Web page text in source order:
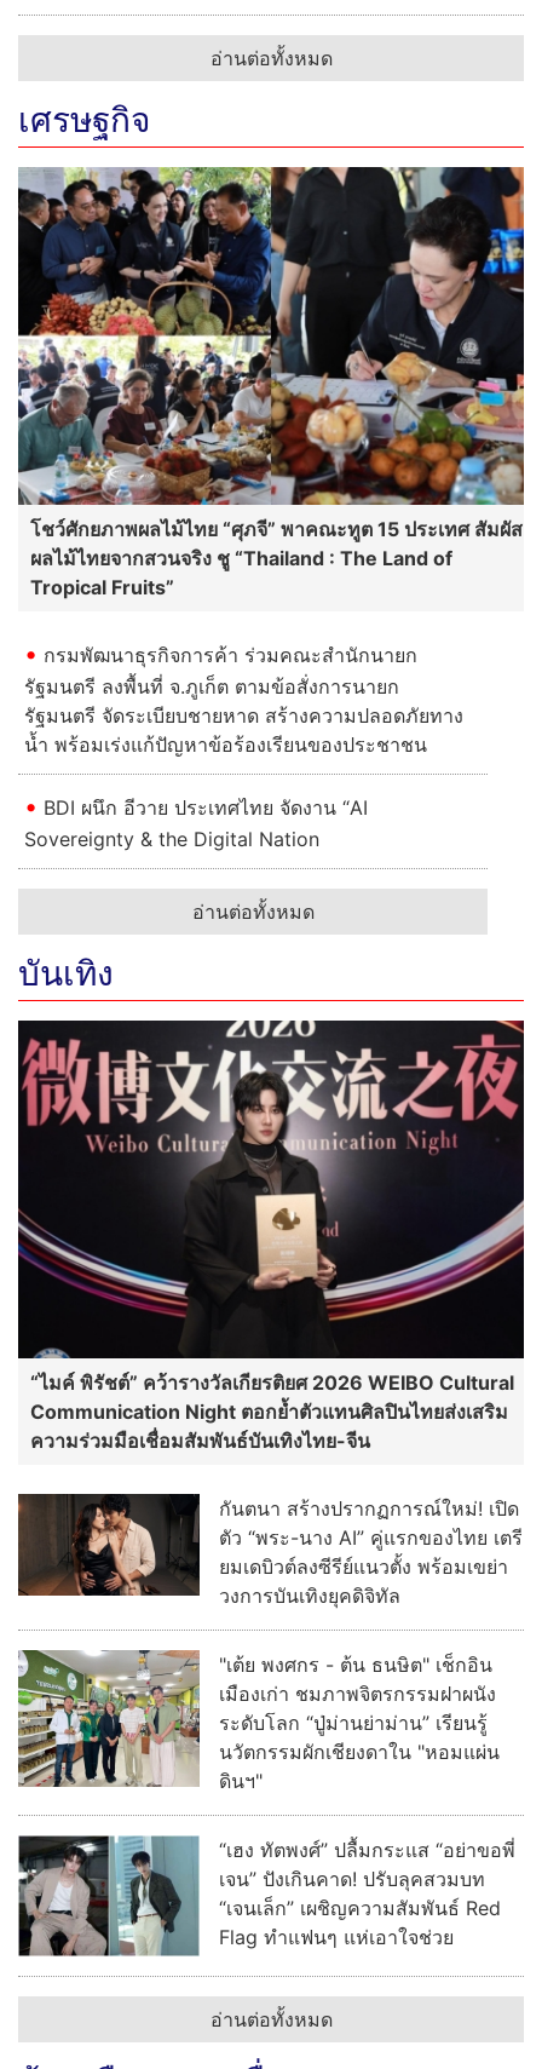
อ่านต่อทั้งหมด
เศรษฐกิจ
โชว์ศักยภาพผลไม้ไทย “ศุภจี” พาคณะทูต 15 ประเทศ สัมผัส
ผลไม้ไทยจากสวนจริง ชู “Thailand : The Land of
Tropical Fruits”
กรมพัฒนาธุรกิจการค้า ร่วมคณะสำนักนายก
รัฐมนตรี ลงพื้นที่ จ.ภูเก็ต ตามข้อสั่งการนายก
รัฐมนตรี จัดระเบียบชายหาด สร้างความปลอดภัยทาง
น้ำ พร้อมเร่งแก้ปัญหาข้อร้องเรียนของประชาชน
BDI ผนึก อีวาย ประเทศไทย จัดงาน “AI
Sovereignty & the Digital Nation
อ่านต่อทั้งหมด
บันเทิง
“ไมค์ พิรัชต์” คว้ารางวัลเกียรติยศ 2026 WEIBO Cultural
Communication Night ตอกย้ำตัวแทนศิลปินไทยส่งเสริม
ความร่วมมือเชื่อมสัมพันธ์บันเทิงไทย-จีน
กันตนา สร้างปรากฏการณ์ใหม่! เปิด
ตัว “พระ-นาง AI” คู่แรกของไทย เตรี
ยมเดบิวต์ลงซีรีย์แนวตั้ง พร้อมเขย่า
วงการบันเทิงยุคดิจิทัล
"เต้ย พงศกร - ต้น ธนษิต" เช็กอิน
เมืองเก่า ชมภาพจิตรกรรมฝาผนัง
ระดับโลก “ปู่ม่านย่าม่าน” เรียนรู้
นวัตกรรมผักเชียงดาใน "หอมแผ่น
ดินฯ"
“เฮง ทัตพงศ์” ปลื้มกระแส “อย่าขอพี่
เจน” ปังเกินคาด! ปรับลุคสวมบท
“เจนเล็ก” เผชิญความสัมพันธ์ Red
Flag ทำแฟนๆ แห่เอาใจช่วย
อ่านต่อทั้งหมด